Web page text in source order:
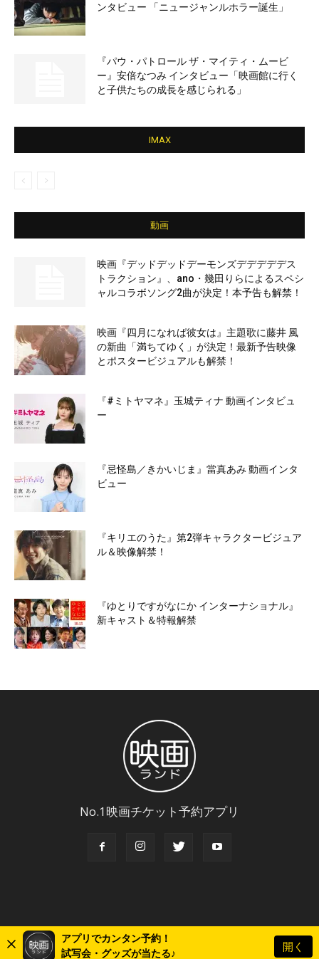
アプリでカンタン予約！
試写会・グッズが当たる♪
開く
ンタビュー 「ニュージャンルホラー誕生」
『パウ・パトロール ザ・マイティ・ムービ
ー』安倍なつみ インタビュー「映画館に行く
と子供たちの成長を感じられる」
IMAX
動画
映画『デッドデッドデーモンズデデデデデス
トラクション』、ano・幾田りらによるスペシ
ャルコラボソング2曲が決定！本予告も解禁！
映画『四月になれば彼女は』主題歌に藤井 風
の新曲「満ちてゆく」が決定！最新予告映像
とポスタービジュアルも解禁！
『#ミトヤマネ』玉城ティナ 動画インタビュ
ー
『忌怪島／きかいじま』當真あみ 動画インタ
ビュー
『キリエのうた』第2弾キャラクタービジュア
ル＆映像解禁！
『ゆとりですがなにか インターナショナル』
新キャスト＆特報解禁
No.1映画チケット予約アプリ
© Copyright 2018 Eigaland, inc. All Rights Reserved.